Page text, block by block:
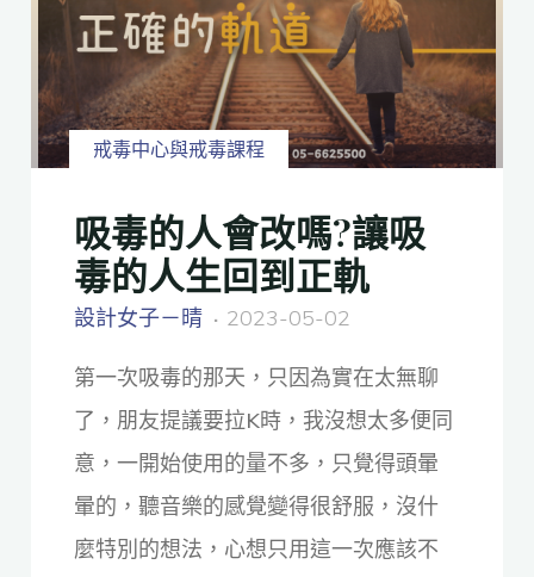
戒毒中心與戒毒課程
吸毒的人會改嗎?讓吸
毒的人生回到正軌
設計女子－晴 2023-05-02
第一次吸毒的那天，只因為實在太無聊
了，朋友提議要拉K時，我沒想太多便同
意，一開始使用的量不多，只覺得頭暈
暈的，聽音樂的感覺變得很舒服，沒什
麼特別的想法，心想只用這一次應該不